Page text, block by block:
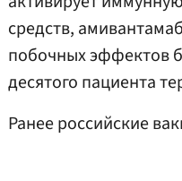
средств,
побочных эффектов
десятого пациента
Ранее российские